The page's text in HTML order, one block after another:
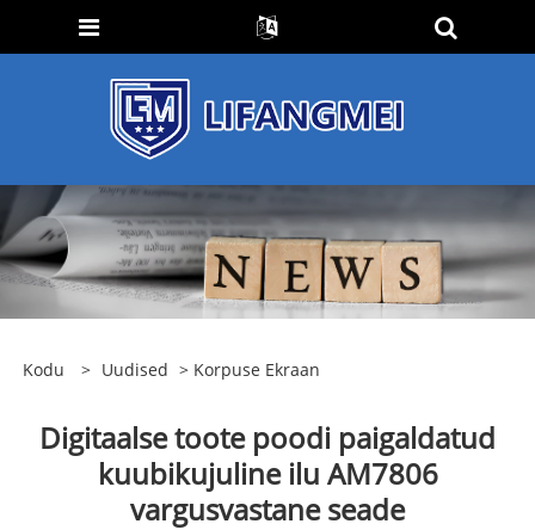
Kodu > Uudised > Korpuse Ekraan
Digitaalse toote poodi paigaldatud
kuubikujuline ilu AM7806
vargusvastane seade